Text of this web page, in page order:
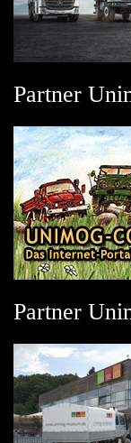
Partner
Partner